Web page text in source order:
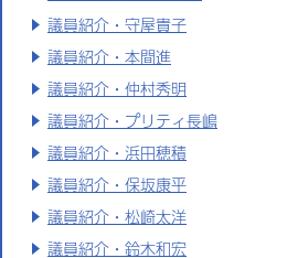
議員紹介・守屋貴子
議員紹介・本間進
議員紹介・仲村秀明
議員紹介・プリティ長嶋
議員紹介・浜田穂積
議員紹介・保坂康平
議員紹介・松崎太洋
議員紹介・鈴木和宏